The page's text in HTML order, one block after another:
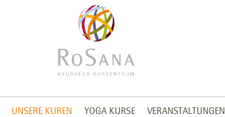
UNSERE KUREN YOGA KURSE VERANSTALTUNGEN